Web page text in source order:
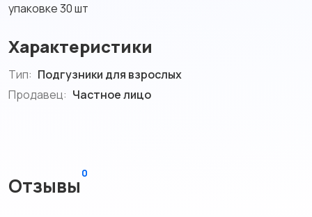
упаковке 30 шт
Характеристики
Тип: Подгузники для взрослых
Продавец: Частное лицо
Отзывы
0